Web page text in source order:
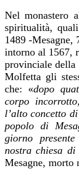
Nel monastero
spiritualità,
1489 -Mesagne,
intorno al 1567,
provinciale
Molfetta gli
che: «dopo
corpo
l’alto concetto
popolo di
giorno
nostra chiesa di
Mesagne, morto